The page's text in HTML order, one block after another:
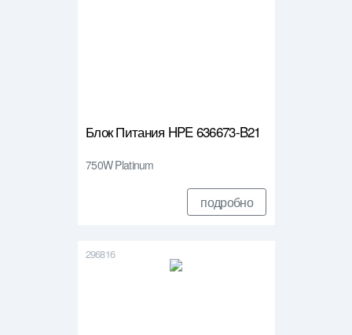
Блок Питания HPE 636673-B21
750W Platinum
подробно
296816